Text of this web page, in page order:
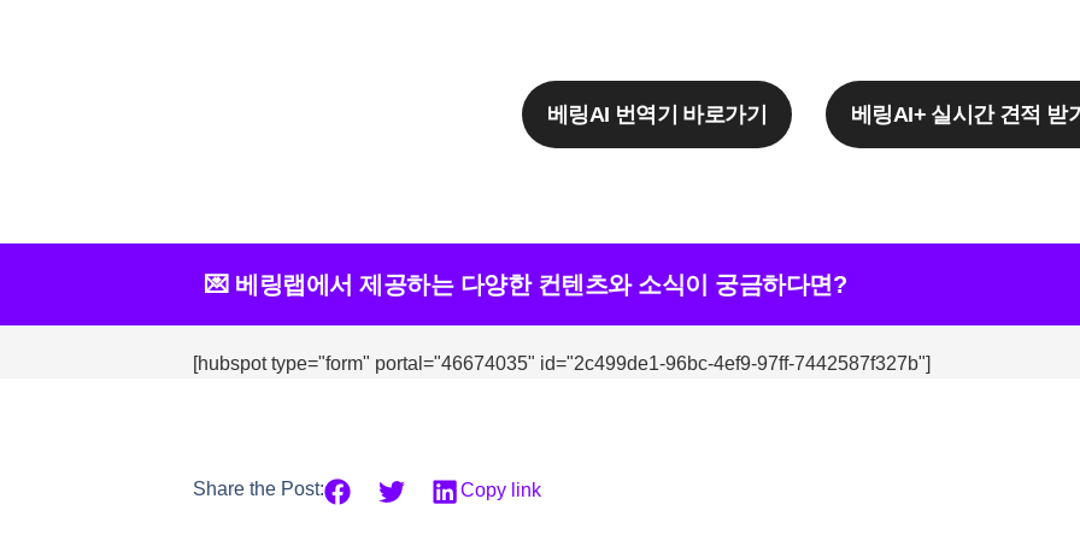
베링AI 번역기 바로가기 베링AI+ 실시간 견적 받
💌 베링랩에서 제공하는 다양한 컨텐츠와 소식이 궁금하다면?
[hubspot type="form" portal="46674035" id="2c499de1-96bc-4ef9-97ff-7442587f327b"]
Share the Post: Copy link